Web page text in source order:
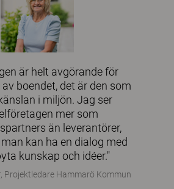
är helt avgörande för
boendet, det är den som
i miljön. Jag ser
mer som
än leverantörer,
kan ha en dialog med
kunskap och idéer."
Projektledare Hammarö Kommun